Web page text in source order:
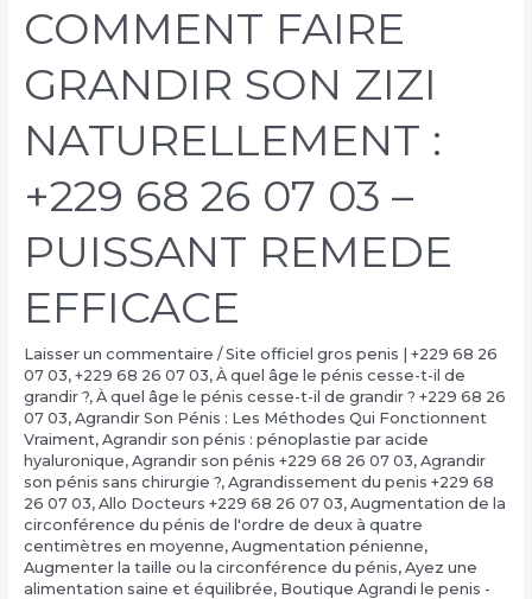
COMMENT FAIRE
GRANDIR SON ZIZI
NATURELLEMENT :
+229 68 26 07 03 –
PUISSANT REMEDE
EFFICACE
Laisser un commentaire /Site officiel gros penis | +229 68 26
07 03, +229 68 26 07 03, À quel âge le pénis cesse-t-il de
grandir ?, À quel âge le pénis cesse-t-il de grandir ? +229 68 26
07 03, Agrandir Son Pénis : Les Méthodes Qui Fonctionnent
Vraiment, Agrandir son pénis : pénoplastie par acide
hyaluronique, Agrandir son pénis +229 68 26 07 03, Agrandir
son pénis sans chirurgie ?, Agrandissement du penis +229 68
26 07 03, Allo Docteurs +229 68 26 07 03, Augmentation de la
circonférence du pénis de l'ordre de deux à quatre
centimètres en moyenne, Augmentation pénienne,
Augmenter la taille ou la circonférence du pénis, Ayez une
alimentation saine et équilibrée, Boutique Agrandi le penis -